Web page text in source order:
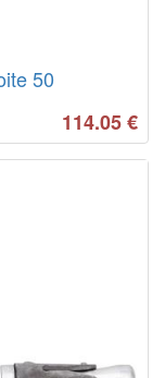
50
114.05€